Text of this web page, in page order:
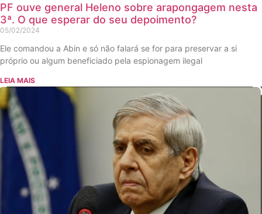
PF ouve general Heleno sobre arapongagem nesta
3ª. O que esperar do seu depoimento?
05/02/2024
Ele comandou a Abin e só não falará se for para preservar a si
próprio ou algum beneficiado pela espionagem ilegal
LEIA MAIS